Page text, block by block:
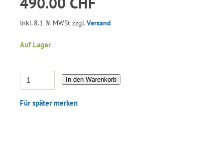
Inkl. 8.1 % MWSt zzgl.Versand
Auf Lager
In den Warenkorb
Für später merken